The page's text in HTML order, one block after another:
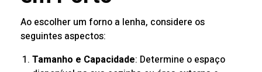
Ao escolher um forno a lenha, considere os
seguintes aspectos:
Tamanho e Capacidade: Determine o espaço